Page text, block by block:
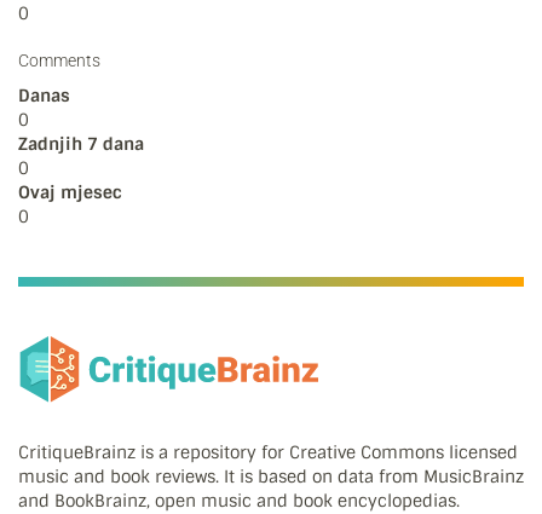
0
Comments
Danas
0
Zadnjih 7 dana
0
Ovaj mjesec
0
CritiqueBrainz is a repository for Creative Commons licensed
music and book reviews. It is based on data from MusicBrainz
and BookBrainz, open music and book encyclopedias.